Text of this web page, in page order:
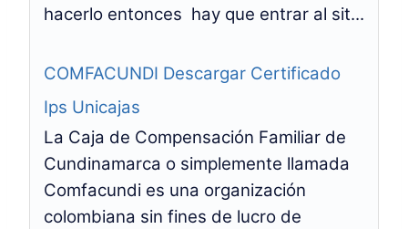
hacerlo entonces hay que entrar al sit...
COMFACUNDI Descargar Certificado
Ips Unicajas
La Caja de Compensación Familiar de
Cundinamarca o simplemente llamada
Comfacundi es una organización
colombiana sin fines de lucro de